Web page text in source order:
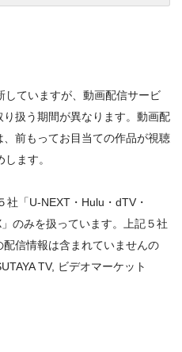
ていますが、動画配信サービ
扱う期間が異なります。動画配
前もってお目当ての作品が視聴
します。
「U-NEXT・Hulu・dTV・
のみを扱っています。上記５社
信情報は含まれていませんの
TV, ビデオマーケット